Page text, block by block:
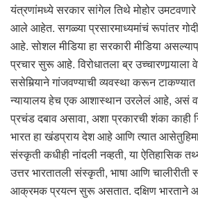
यंत्रणांमध्ये सरकार सांगेल तिथे मोहोर
आले आहेत. सगळ्या प्रसारमाध्यमांचं रूपांतर
आहे. सोशल मीडिया हा सरकारी मीडिया
प्रचार सुरू आहे. विरोधातला ब्र उच्चारणार्‍याला
ससेमिर्‍याने गांजवण्याची व्यवस्था करून
न्यायालय हेच एक आशास्थान उरलेलं आहे, असं
प्रचंड दबाव असावा, अशा प्रकारची शंका काही
भारत हा खंडप्राय देश आहे आणि त्यात
संस्कृती कधीही नांदली नव्हती, या
उत्तर भारतातली संस्कृती, भाषा आणि चालीरीती
आक्रमक प्रयत्न सुरू असतात. दक्षिण भारताने